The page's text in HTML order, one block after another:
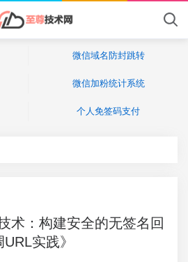
微信域名防封跳转
微信加粉统计系统
个人免签码支付
术：构建安全的无签名回
URL实践》